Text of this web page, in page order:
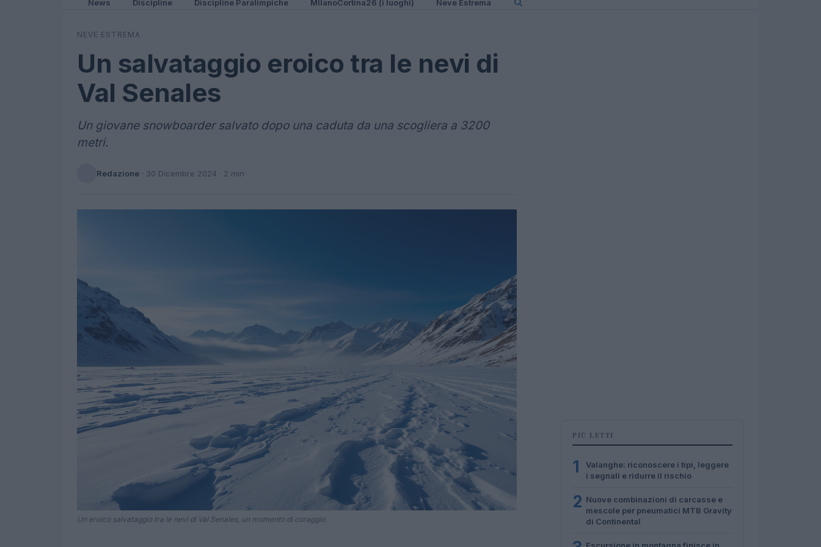
News Discipline Discipline Paralimpiche MIlanoCortina26 (i luoghi) Neve Estrema
NEVE ESTREMA
Un salvataggio eroico tra le nevi di
Val Senales
Un giovane snowboarder salvato dopo una caduta da una scogliera a 3200
metri.
Redazione · 30 Dicembre 2024 · 2 min
Un eroico salvataggio tra le nevi di Val Senales, un momento di coraggio.
PIÙ LETTI
1
Valanghe: riconoscere i tipi, leggere
i segnali e ridurre il rischio
2 Nuove combinazioni di carcasse e
mescole per pneumatici MTB Gravity
di Continental